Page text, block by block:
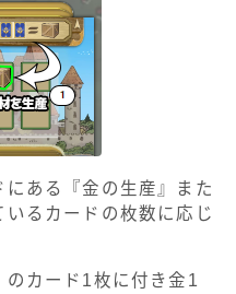
ある『金の生産』また
るカードの枚数に応じ
カード1枚に付き金1